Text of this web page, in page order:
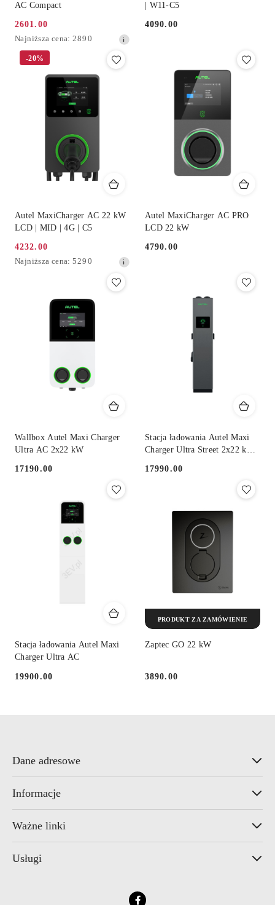
AC Compact
promocyjna:
2601.00
Najniższa
cena
Najniższa cena: 2890
| W11-C5
4090.00
Autel MaxiCharger AC 22 kW
LCD | MID | 4G | C5
Cena
promocyjna:
4232.00
Najniższa
Najniższa cena: 5290
-20%
Autel MaxiCharger AC PRO
LCD 22 kW
Cena:
4790.00
Wallbox Autel Maxi Charger
Ultra AC 2x22 kW
17190.00
Stacja ładowania Autel Maxi
Charger Ultra Street 2x22 kW
17990.00
Stacja ładowania Autel Maxi
Charger Ultra AC
Cena:
19900.00
Zaptec GO 22 kW
Cena:
3890.00
PRODUKT ZA ZAMÓWIENIE
Dane adresowe
Informacje
Ważne linki
Usługi